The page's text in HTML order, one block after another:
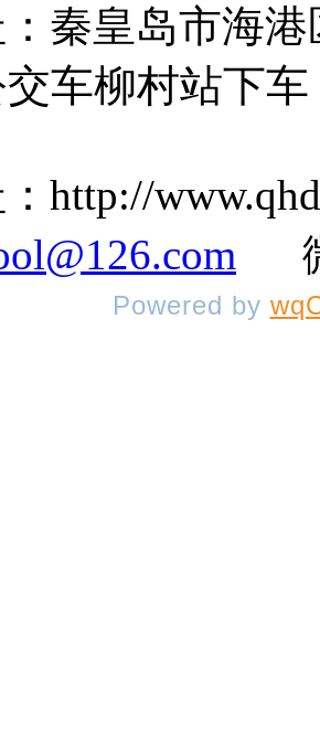
：秦皇岛市海
交车柳村站下
：http://
微
Powered by